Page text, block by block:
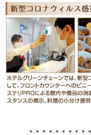
＊＊＊＊＊＊＊＊＊